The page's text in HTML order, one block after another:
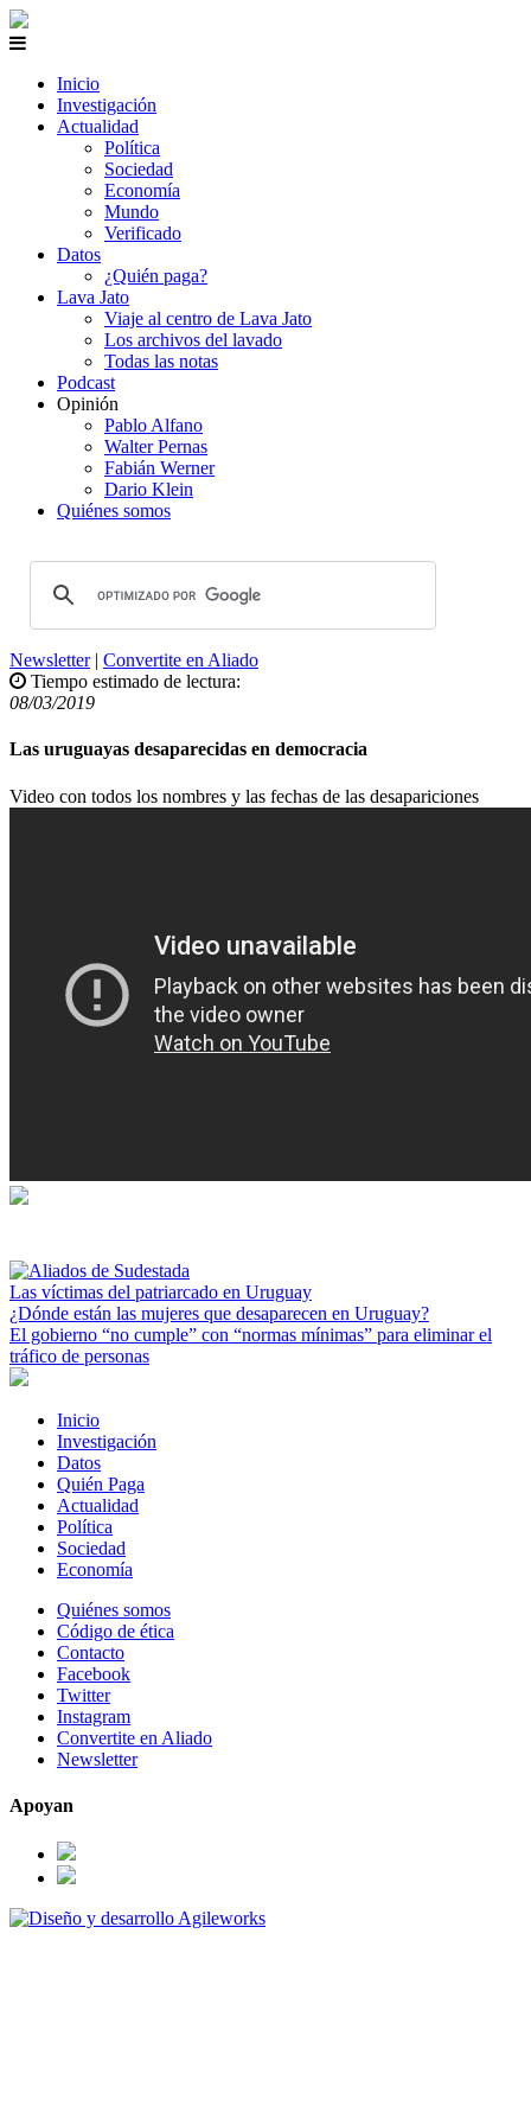
Inicio
Investigación
Actualidad
Política
Sociedad
Economía
Mundo
Verificado
Datos
¿Quién paga?
Lava Jato
Viaje al centro de Lava Jato
Los archivos del lavado
Todas las notas
Podcast
Opinión
Pablo Alfano
Walter Pernas
Fabián Werner
Dario Klein
Quiénes somos
Newsletter| Convertite en Aliado
Tiempo estimado de lectura:
08/03/2019
Las uruguayas desaparecidas en democracia
Video con todos los nombres y las fechas de las desapariciones
Las víctimas del patriarcado en Uruguay
¿Dónde están las mujeres que desaparecen en Uruguay?
El gobierno “no cumple” con “normas mínimas” para eliminar el
tráfico de personas
Inicio
Investigación
Datos
Quién Paga
Actualidad
Política
Sociedad
Economía
Quiénes somos
Código de ética
Contacto
Facebook
Twitter
Instagram
Convertite en Aliado
Newsletter
Apoyan